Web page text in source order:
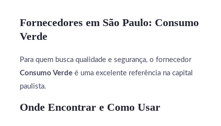
Fornecedores em São Paulo: Consumo
Verde
Para quem busca qualidade e segurança, o fornecedor
Consumo Verde é uma excelente referência na capital
paulista.
Onde Encontrar e Como Usar